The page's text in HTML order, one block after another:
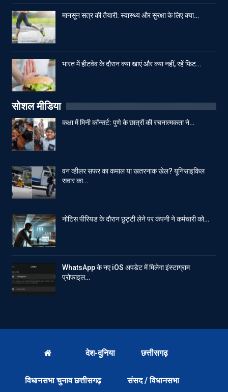
मानसून सत्र की तैयारी: स्वास्थ्य और सुरक्षा के लिए क्या…
भारत में हीटवेव के दौरान क्या खाएं और क्या नहीं, रहें फिट…
सोशल मीडिया
कक्षा में मिनी कॉन्सर्ट: पुणे के छात्रों की रचनात्मकता ने…
वन व्हीलर सफर का कमाल या खतरनाक खेल? यूनिसाइकिल
सवार का…
नोटिस पीरियड के दौरान छुट्टी लेने पर कंपनी ने कर्मचारी को…
WhatsApp के नए iOS अपडेट में मिलेगा इंस्टाग्राम
प्रोफाइल…
देश-दुनिया छत्तीसगढ़
विधानसभा चुनाव छत्तीसगढ़ संसद / विधानसभा